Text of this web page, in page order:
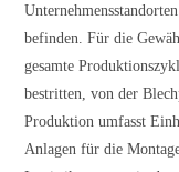
befinden. Für die
gesamte
bestritten, von der
Produktion umfasst
Anlagen für die